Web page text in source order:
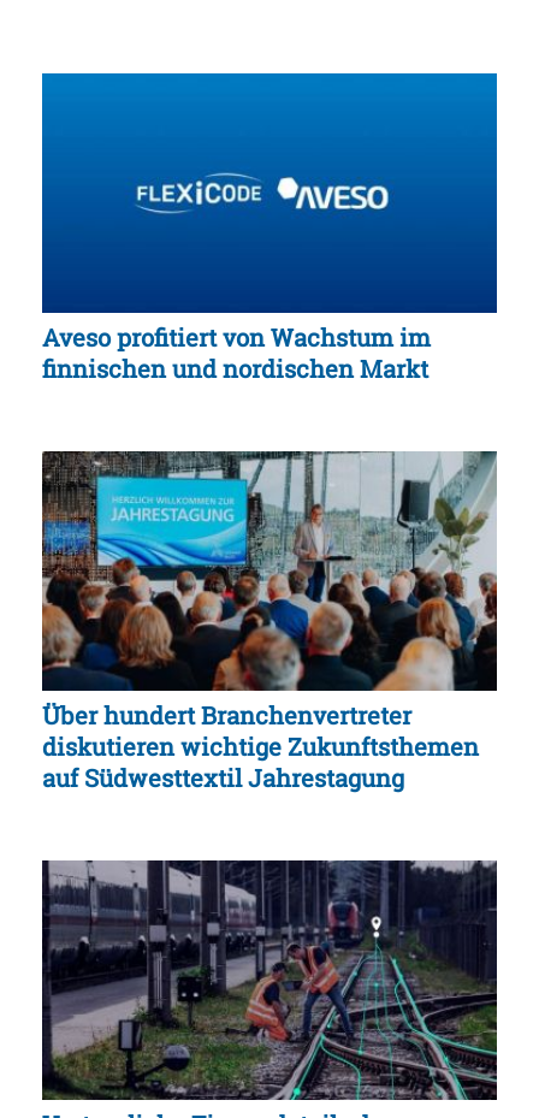
Aveso profitiert von Wachstum im
finnischen und nordischen Markt
Über hundert Branchenvertreter
diskutieren wichtige Zukunftsthemen
auf Südwesttextil Jahrestagung